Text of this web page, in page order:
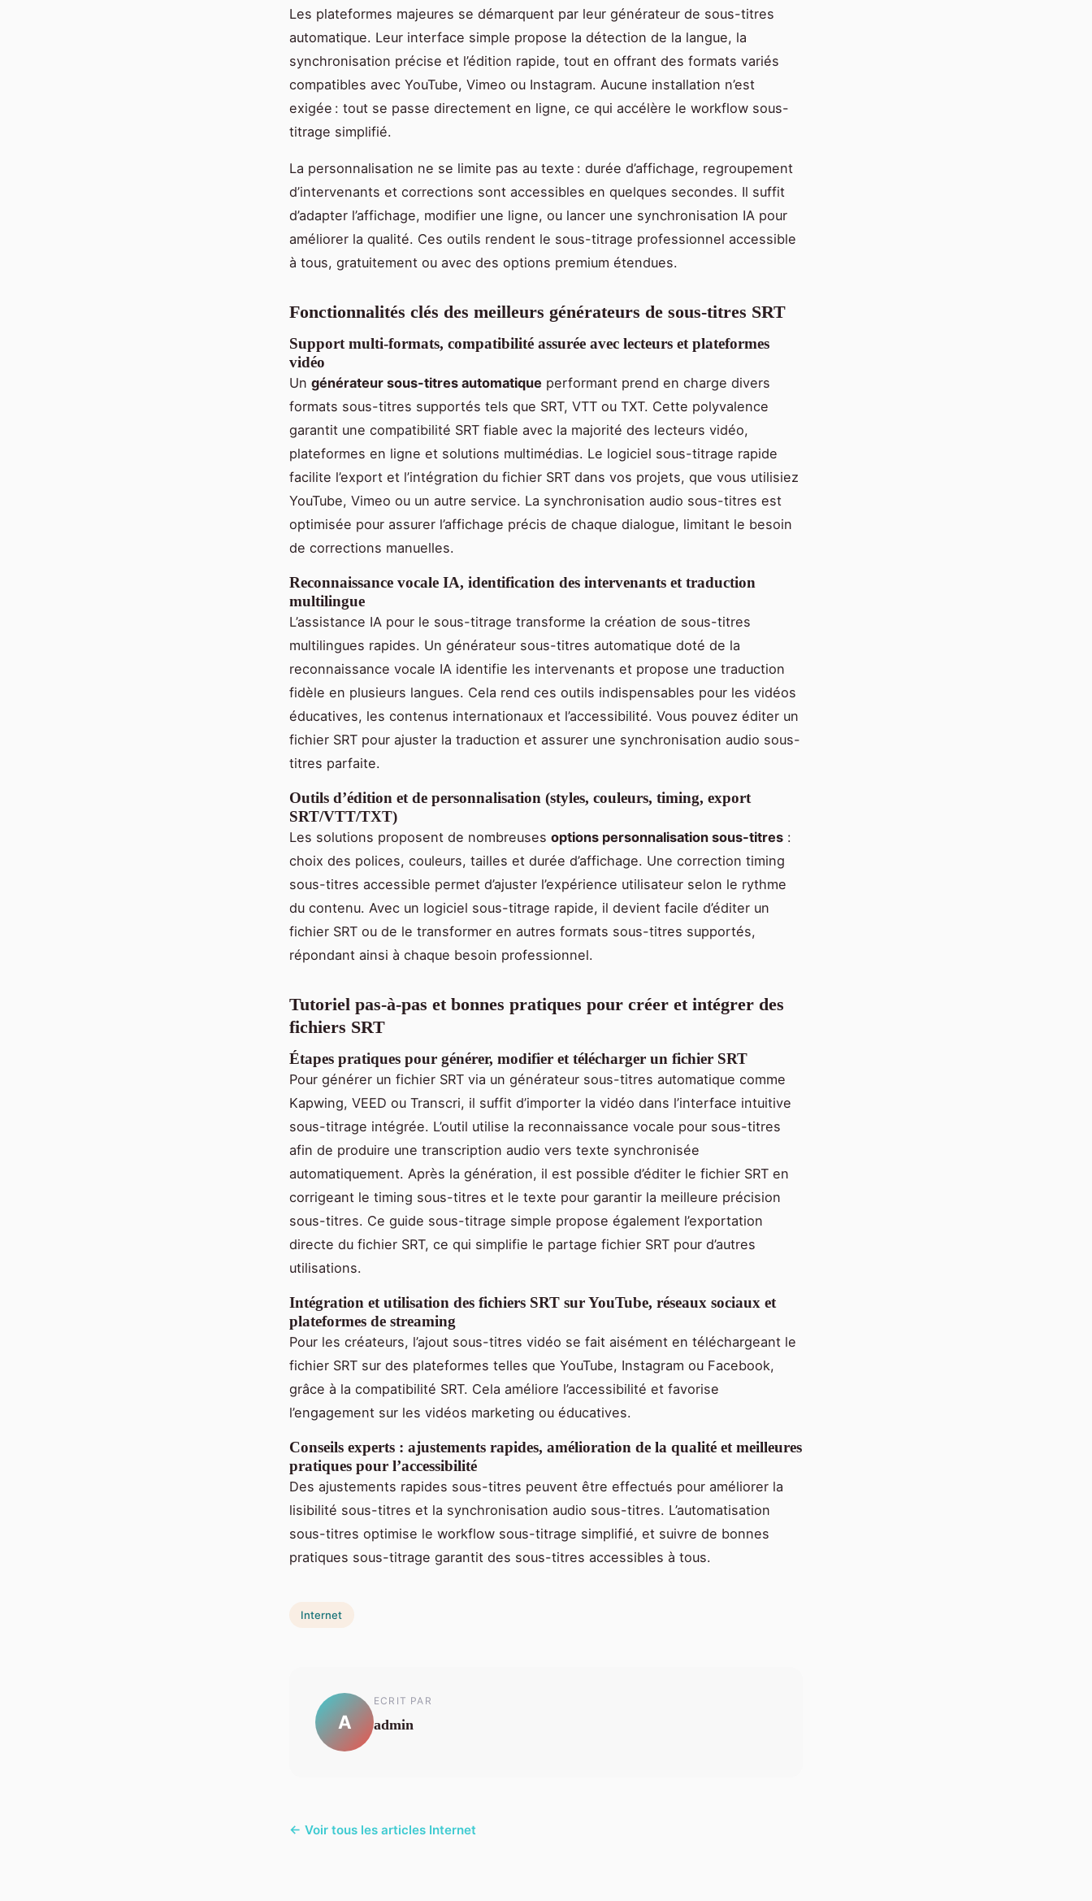
Les plateformes majeures se démarquent par leur générateur de sous-titres
automatique. Leur interface simple propose la détection de la langue, la
synchronisation précise et l’édition rapide, tout en offrant des formats variés
compatibles avec YouTube, Vimeo ou Instagram. Aucune installation n’est
exigée : tout se passe directement en ligne, ce qui accélère le workflow sous-
titrage simplifié.
La personnalisation ne se limite pas au texte : durée d’affichage, regroupement
d’intervenants et corrections sont accessibles en quelques secondes. Il suffit
d’adapter l’affichage, modifier une ligne, ou lancer une synchronisation IA pour
améliorer la qualité. Ces outils rendent le sous-titrage professionnel accessible
à tous, gratuitement ou avec des options premium étendues.
Fonctionnalités clés des meilleurs générateurs de sous-titres SRT
Support multi-formats, compatibilité assurée avec lecteurs et plateformes
vidéo
Un générateur sous-titres automatique performant prend en charge divers
formats sous-titres supportés tels que SRT, VTT ou TXT. Cette polyvalence
garantit une compatibilité SRT fiable avec la majorité des lecteurs vidéo,
plateformes en ligne et solutions multimédias. Le logiciel sous-titrage rapide
facilite l’export et l’intégration du fichier SRT dans vos projets, que vous utilisiez
YouTube, Vimeo ou un autre service. La synchronisation audio sous-titres est
optimisée pour assurer l’affichage précis de chaque dialogue, limitant le besoin
de corrections manuelles.
Reconnaissance vocale IA, identification des intervenants et traduction
multilingue
L’assistance IA pour le sous-titrage transforme la création de sous-titres
multilingues rapides. Un générateur sous-titres automatique doté de la
reconnaissance vocale IA identifie les intervenants et propose une traduction
fidèle en plusieurs langues. Cela rend ces outils indispensables pour les vidéos
éducatives, les contenus internationaux et l’accessibilité. Vous pouvez éditer un
fichier SRT pour ajuster la traduction et assurer une synchronisation audio sous-
titres parfaite.
Outils d’édition et de personnalisation (styles, couleurs, timing, export
SRT/VTT/TXT)
Les solutions proposent de nombreuses options personnalisation sous-titres :
choix des polices, couleurs, tailles et durée d’affichage. Une correction timing
sous-titres accessible permet d’ajuster l’expérience utilisateur selon le rythme
du contenu. Avec un logiciel sous-titrage rapide, il devient facile d’éditer un
fichier SRT ou de le transformer en autres formats sous-titres supportés,
répondant ainsi à chaque besoin professionnel.
Tutoriel pas-à-pas et bonnes pratiques pour créer et intégrer des
fichiers SRT
Étapes pratiques pour générer, modifier et télécharger un fichier SRT
Pour générer un fichier SRT via un générateur sous-titres automatique comme
Kapwing, VEED ou Transcri, il suffit d’importer la vidéo dans l’interface intuitive
sous-titrage intégrée. L’outil utilise la reconnaissance vocale pour sous-titres
afin de produire une transcription audio vers texte synchronisée
automatiquement. Après la génération, il est possible d’éditer le fichier SRT en
corrigeant le timing sous-titres et le texte pour garantir la meilleure précision
sous-titres. Ce guide sous-titrage simple propose également l’exportation
directe du fichier SRT, ce qui simplifie le partage fichier SRT pour d’autres
utilisations.
Intégration et utilisation des fichiers SRT sur YouTube, réseaux sociaux et
plateformes de streaming
Pour les créateurs, l’ajout sous-titres vidéo se fait aisément en téléchargeant le
fichier SRT sur des plateformes telles que YouTube, Instagram ou Facebook,
grâce à la compatibilité SRT. Cela améliore l’accessibilité et favorise
l’engagement sur les vidéos marketing ou éducatives.
Conseils experts : ajustements rapides, amélioration de la qualité et meilleures
pratiques pour l’accessibilité
Des ajustements rapides sous-titres peuvent être effectués pour améliorer la
lisibilité sous-titres et la synchronisation audio sous-titres. L’automatisation
sous-titres optimise le workflow sous-titrage simplifié, et suivre de bonnes
pratiques sous-titrage garantit des sous-titres accessibles à tous.
Internet
A
ECRIT PAR
admin
← Voir tous les articles Internet